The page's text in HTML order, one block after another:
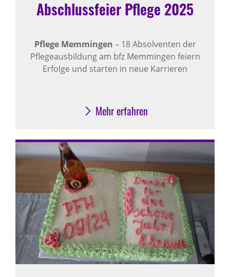
Abschlussfeier Pflege 2025
Pflege Memmingen – 18 Absolventen der
Pflegeausbildung am bfz Memmingen feiern
Erfolge und starten in neue Karrieren
Mehr erfahren